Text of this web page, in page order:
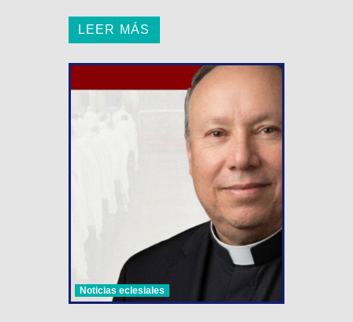
LEER MÁS
Noticias eclesiales